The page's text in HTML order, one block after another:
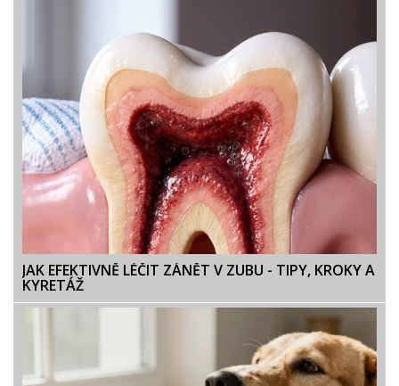
JAK EFEKTIVNĚ LÉČIT ZÁNĚT V ZUBU - TIPY, KROKY A
KYRETÁŽ